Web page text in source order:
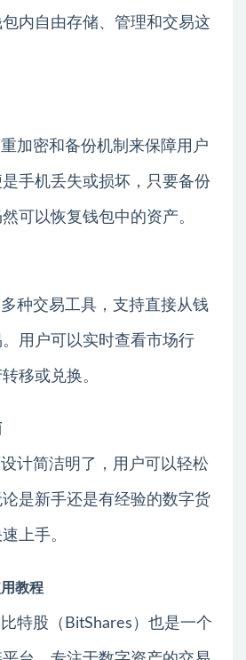
内自由存储、管理和交易这
加密和备份机制来保障用户
手机丢失或损坏，只要备份
可以恢复钱包中的资产。
种交易工具，支持直接从钱
用户可以实时查看市场行
移或兑换。
计简洁明了，用户可以轻松
是新手还是有经验的数字货
上手。
教程
特股（BitShares）也是一个